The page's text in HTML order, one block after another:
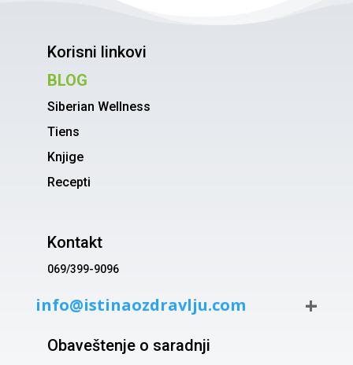
Korisni linkovi
BLOG
Siberian Wellness
Tiens
Knjige
Recepti
Kontakt
069/399-9096
info@istinaozdravlju.com
Obaveštenje o saradnji